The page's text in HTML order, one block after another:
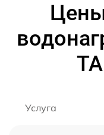
Услуга